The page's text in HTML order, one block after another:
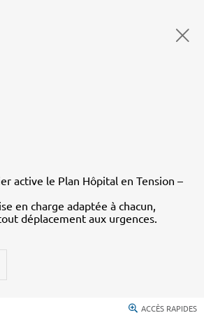
active le Plan Hôpital en Tension –
en charge adaptée à chacun,
déplacement aux urgences.
ACCÈS RAPIDES